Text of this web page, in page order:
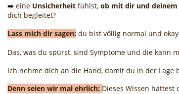
➡️ eine Unsicherheit fühlst, ob mit dir und deinem
dich begleitet?
Lass mich dir sagen: du bist völlig normal und
Das, was du spürst, sind Symptome und die kann
Ich nehme dich an die Hand, damit du in der Lage
Denn seien wir mal ehrlich: Dieses Wissen